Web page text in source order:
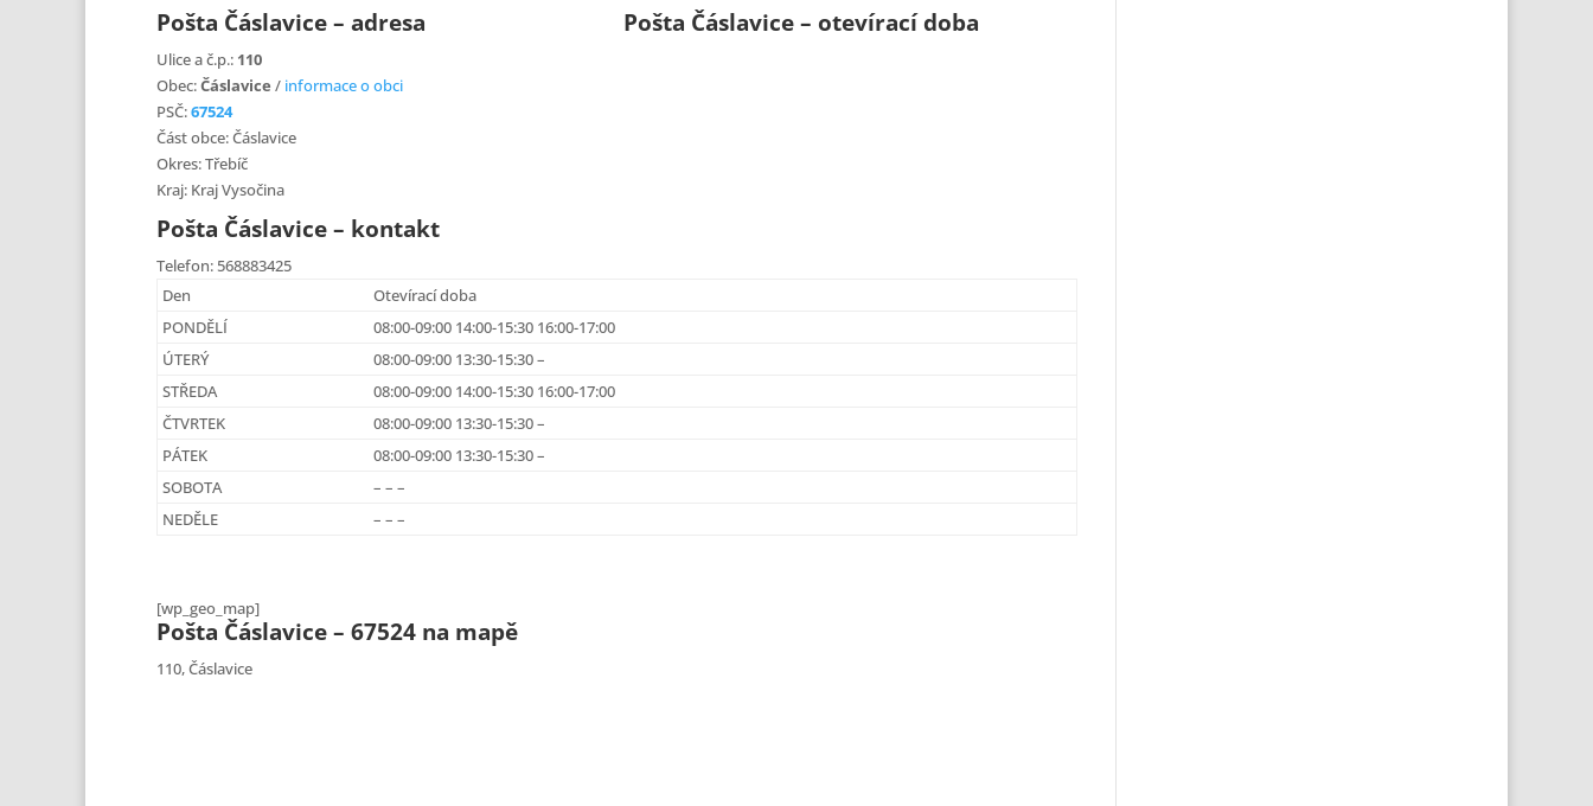
Pošta Čáslavice – adresa
Ulice a č.p.: 110
Obec:Čáslavice / informace o obci
PSČ:67524
Část obce: Čáslavice
Okres: Třebíč
Kraj: Kraj Vysočina
Pošta Čáslavice – kontakt
Telefon: 568883425
Pošta Čáslavice – otevírací doba
Den
Otevírací doba
PONDĚLÍ
08:00-09:00 14:00-15:30 16:00-17:00
ÚTERÝ
08:00-09:00 13:30-15:30 –
STŘEDA
08:00-09:00 14:00-15:30 16:00-17:00
ČTVRTEK
08:00-09:00 13:30-15:30 –
PÁTEK
08:00-09:00 13:30-15:30 –
SOBOTA
– – –
NEDĚLE
– – –
[wp_geo_map]
Pošta Čáslavice – 67524 na mapě
110, Čáslavice